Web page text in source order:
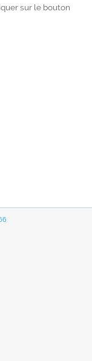
sur le bouton